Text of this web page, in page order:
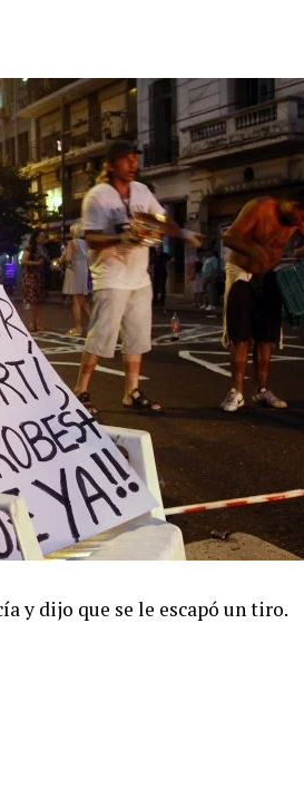
y dijo que se le escapó un tiro.